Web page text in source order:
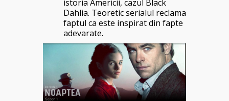
istoria Americii, cazul Black
Dahlia. Teoretic serialul reclama
faptul ca este inspirat din fapte
adevarate.